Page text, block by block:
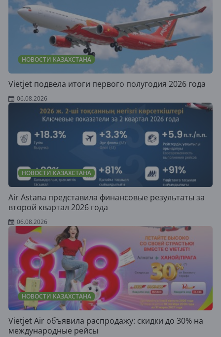
НОВОСТИ КАЗАХСТАНА
Vietjet подвела итоги первого полугодия 2026 года
06.08.2026
НОВОСТИ КАЗАХСТАНА
Air Astana представила финансовые результаты за
второй квартал 2026 года
06.08.2026
НОВОСТИ КАЗАХСТАНА
Vietjet Air объявила распродажу: скидки до 30% на
международные рейсы